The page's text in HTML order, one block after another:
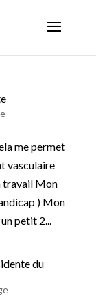
me permet
vasculaire
travail Mon
) Mon
petit 2...
du